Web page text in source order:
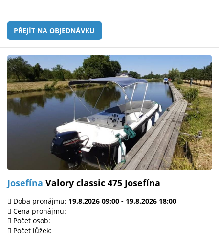
PŘEJÍT NA OBJEDNÁVKU
Josefína Valory classic 475 Josefína
Doba pronájmu: 19.8.2026 09:00 - 19.8.2026 18:00
Cena pronájmu:
Počet osob:
Počet lůžek: